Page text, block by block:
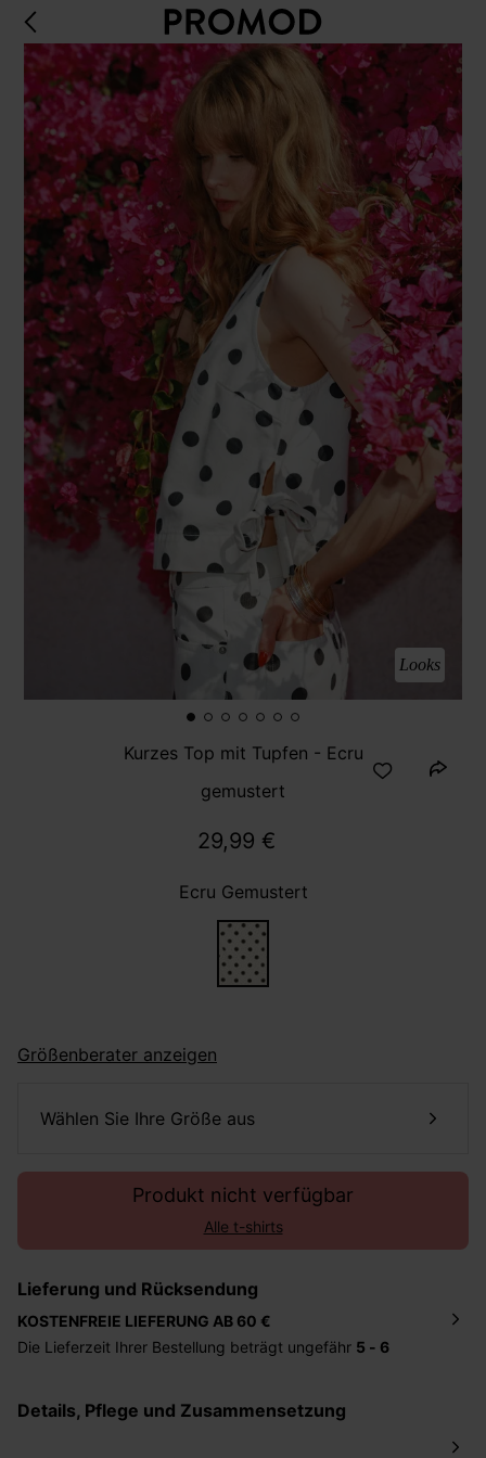
Looks
Kurzes Top mit Tupfen - Ecru
gemustert
29,99 €
Ecru Gemustert
Größenberater anzeigen
Wählen Sie Ihre Größe aus
Produkt nicht verfügbar
Alle t-shirts
Lieferung und Rücksendung
KOSTENFREIE LIEFERUNG AB 60 €
Die Lieferzeit Ihrer Bestellung beträgt ungefähr 5 - 6
betragen 2,95 Euro bei einem Bestellwert von unter 60
Details, Pflege und Zusammensetzung